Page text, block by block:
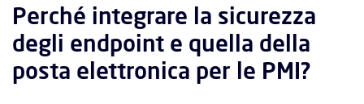
Perché integrare la sicurezza
degli endpoint e quella della
posta elettronica per le PMI?